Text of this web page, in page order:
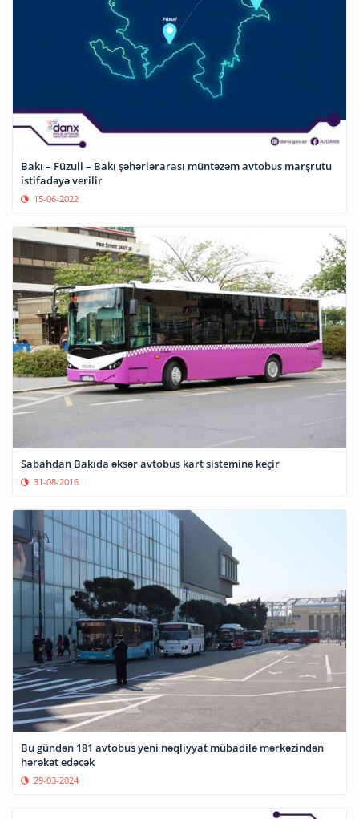
Bakı – Füzuli – Bakı şəhərlərarası müntəzəm avtobus marşrutu
istifadəyə verilir
15-06-2022
Sabahdan Bakıda əksər avtobus kart sisteminə keçir
31-08-2016
Bu gündən 181 avtobus yeni nəqliyyat mübadilə mərkəzindən
hərəkət edəcək
29-03-2024